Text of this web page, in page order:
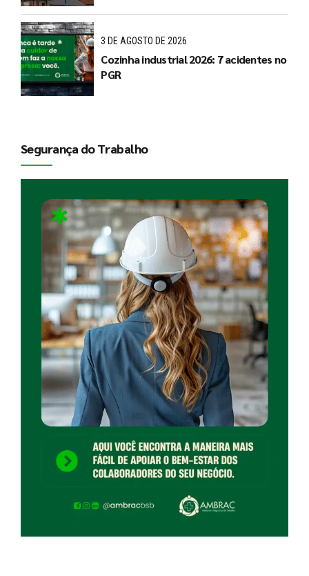
3 DE AGOSTO DE 2026
Cozinha industrial 2026: 7 acidentes no
PGR
Segurança do Trabalho